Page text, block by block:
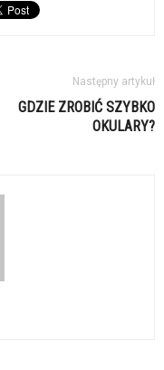
Następny artykuł
GDZIE ZROBIĆ SZYBKO
OKULARY?